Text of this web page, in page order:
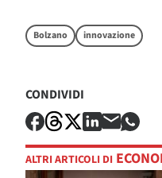
Bolzano innovazione
CONDIVIDI
ALTRI ARTICOLI DI